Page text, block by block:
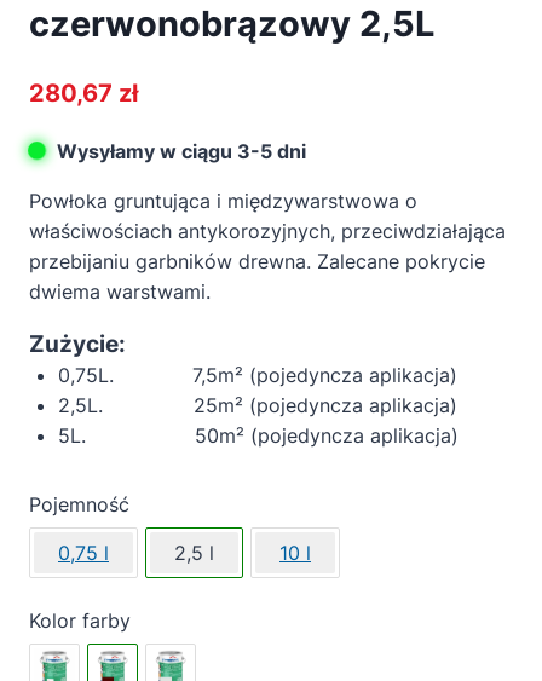
czerwonobrązowy 2,5L
280,67 zł
Wysyłamy w ciągu 3-5 dni
Powłoka gruntująca i międzywarstwowa o
właściwościach antykorozyjnych, przeciwdziałająca
przebijaniu garbników drewna. Zalecane pokrycie
dwiema warstwami.
Zużycie:
0,75L. 7,5m² (pojedyncza aplikacja)
2,5L. 25m² (pojedyncza aplikacja)
5L. 50m² (pojedyncza aplikacja)
Pojemność
0,75 l
2,5 l 10 l
Kolor farby